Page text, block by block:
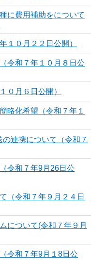
に費用補助をについて
１０月２２日公開）
令和７年１０月８日公
０月６日公開）
略化希望（令和７年１
連携について（令和７
令和７年9月26日公
（令和７年９月２４日
について(令和７年９月
令和７年9月１8日公